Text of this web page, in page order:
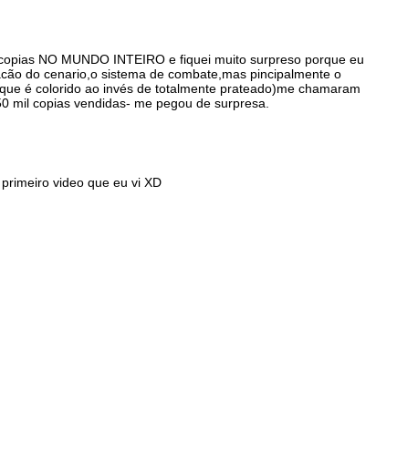
NO MUNDO INTEIRO e fiquei muito surpreso porque eu
do cenario,o sistema de combate,mas pincipalmente o
é colorido ao invés de totalmente prateado)me chamaram
mil copias vendidas- me pegou de surpresa.
video que eu vi XD